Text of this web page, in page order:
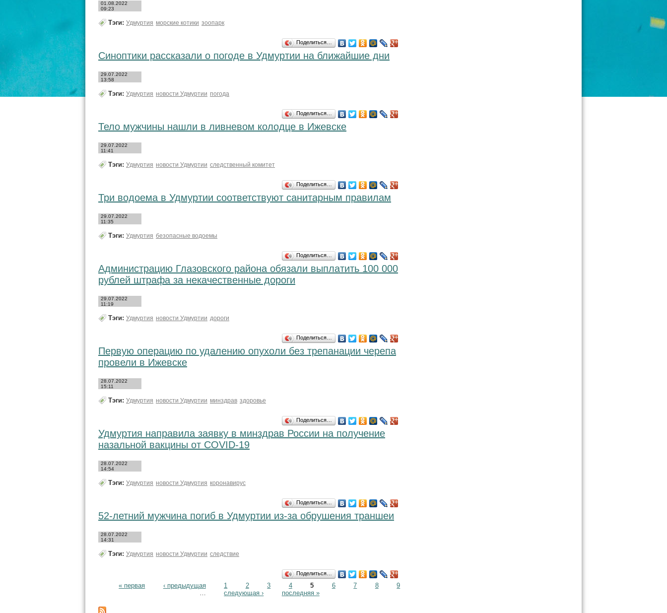
01.08.2022
09:23
Тэги: Удмуртия морские котики зоопарк
Поделиться…
Синоптики рассказали о погоде в Удмуртии на ближайшие дни
29.07.2022
13:58
Тэги: Удмуртия новости Удмуртии погода
Поделиться…
Тело мужчины нашли в ливневом колодце в Ижевске
29.07.2022
11:41
Тэги: Удмуртия новости Удмуртии следственный комитет
Поделиться…
Три водоема в Удмуртии соответствуют санитарным правилам
29.07.2022
11:35
Тэги: Удмуртия безопасные водоемы
Поделиться…
Администрацию Глазовского района обязали выплатить 100 000
рублей штрафа за некачественные дороги
29.07.2022
11:19
Тэги: Удмуртия новости Удмуртии дороги
Поделиться…
Первую операцию по удалению опухоли без трепанации черепа
провели в Ижевске
28.07.2022
15:11
Тэги: Удмуртия новости Удмуртии минздрав здоровье
Поделиться…
Удмуртия направила заявку в минздрав России на получение
назальной вакцины от COVID-19
28.07.2022
14:54
Тэги: Удмуртия новости Удмуртия коронавирус
Поделиться…
52-летний мужчина погиб в Удмуртии из-за обрушения траншеи
28.07.2022
14:31
Тэги: Удмуртия новости Удмуртии следствие
Поделиться…
Страницы
« первая ‹ предыдущая 1 2 3 4 5 6 7 8
9
следующая › последняя »